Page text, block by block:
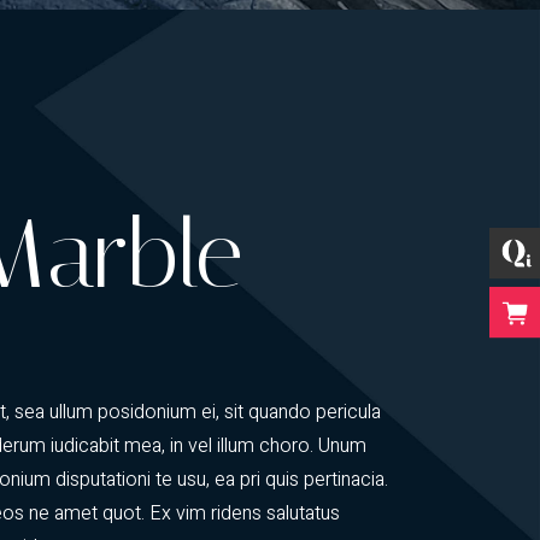
sea ullum posidonium ei, sit quando pericula
iudicabit mea, in vel illum choro. Unum
disputationi te usu, ea pri quis pertinacia.
ne amet quot. Ex vim ridens salutatus